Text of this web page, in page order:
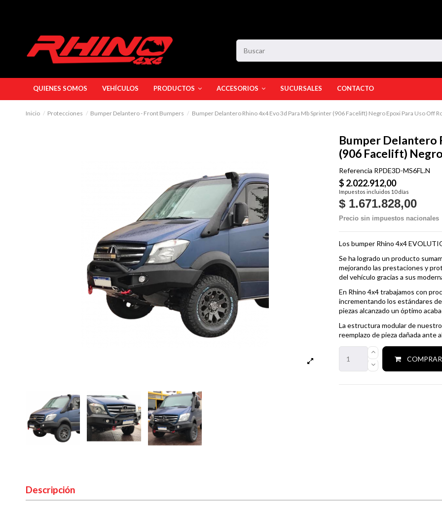
QUIENES SOMOS VEHÍCULOS PRODUCTOS ACCESORIOS SUCURSALES CONTACTO
Inicio Protecciones Bumper Delantero - Front Bumpers Bumper Delantero Rhino 4x4 Evo 3d Para Mb Sprinter (906 Facelift) Negro Epoxi Para Uso Off
Bumper Delantero
(906 Facelift)
Referencia RPDE3D-MS6FL.N
$ 2.022.912,00
Impuestos incluidos 10 días
$ 1.671.828,00
Precio sin impuestos nacionales
Los bumper Rhino 4x4
Se ha logrado un producto
mejorando las prestaciones y
del vehículo gracias a sus
En Rhino 4x4 trabajamos con
incrementando los estándares
piezas alcanzado un óptimo
La estructura modular de
reemplazo de pieza dañada ante
COMPRAR
Descripción